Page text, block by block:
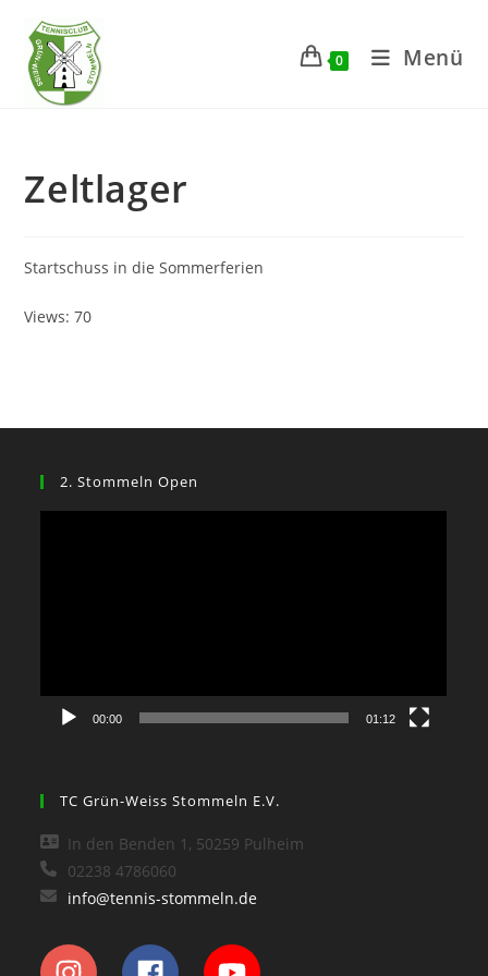
Inhalt
springen
0 Menü
Zeltlager
Startschuss in die Sommerferien
Views: 70
2. Stommeln Open
00:00 01:12
TC Grün-Weiss Stommeln E.V.
In den Benden 1, 50259 Pulheim
02238 4786060
info@tennis-stommeln.de